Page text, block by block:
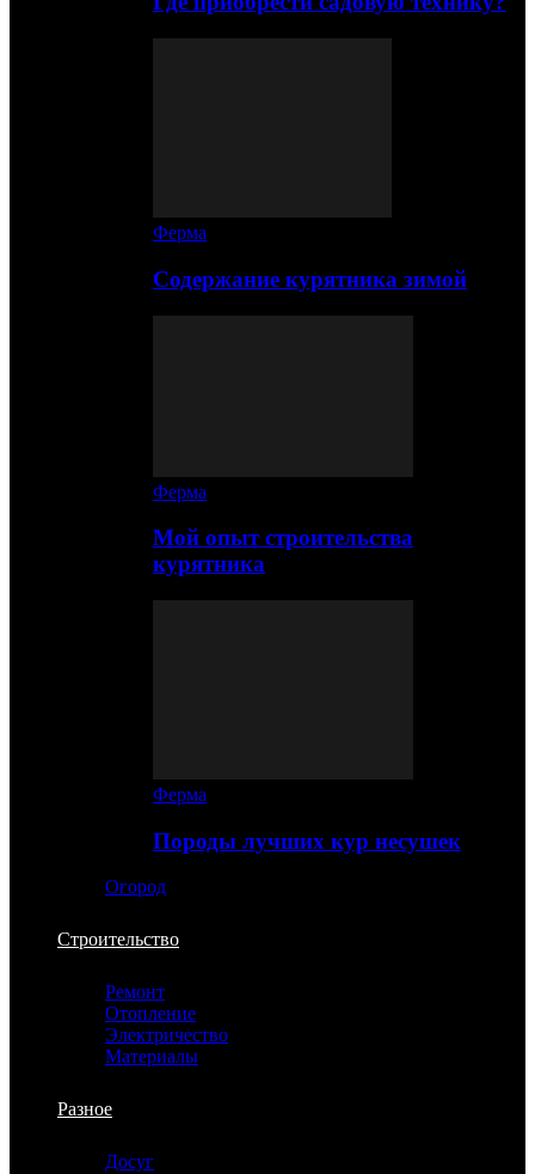
Ферма
Содержание курятника зимой
Ферма
Мой опыт строительства
курятника
Ферма
Породы лучших кур несушек
Огород
Строительство
Ремонт
Отопление
Электричество
Материалы
Разное
Досуг